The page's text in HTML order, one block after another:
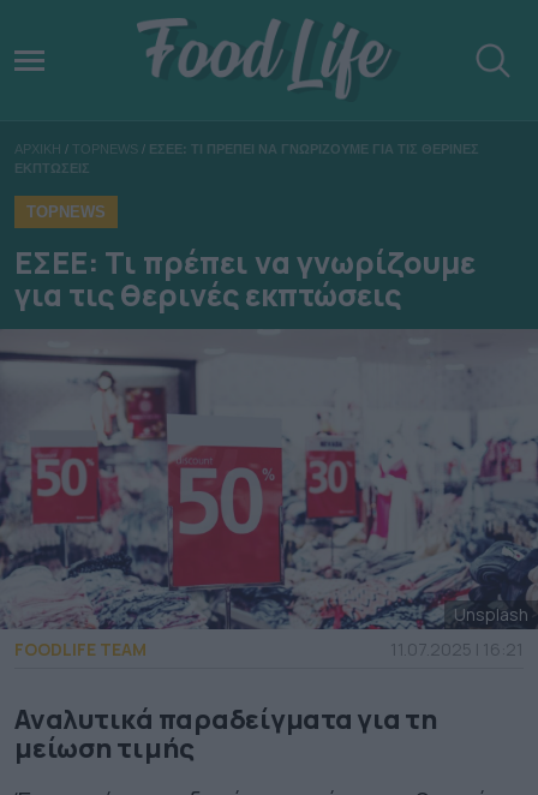
ΑΡΧΙΚΗ / TOPNEWS / ΕΣΕΕ: ΤΙ ΠΡΕΠΕΙ ΝΑ ΓΝΩΡΙΖΟΥΜΕ ΓΙΑ ΤΙΣ ΘΕΡΙΝΕΣ
ΕΚΠΤΩΣΕΙΣ
TOPNEWS
ΕΣΕΕ: Τι πρέπει να γνωρίζουμε
για τις θερινές εκπτώσεις
Unsplash
FOODLIFE TEAM
11.07.2025 | 16:21
Αναλυτικά παραδείγματα για τη
μείωση τιμής